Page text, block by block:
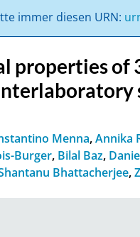
immer diesen URN:
properties of
Menna,Annika
Burger, Bilal Baz,
Bhattacherjee,